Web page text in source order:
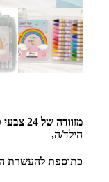
הילד/ה,
כתוספת להעשרת